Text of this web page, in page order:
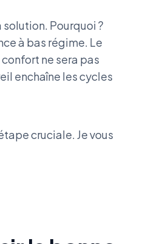
Pourquoi ?
à bas régime. Le
ne sera pas
enchaîne les cycles
cruciale. Je vous